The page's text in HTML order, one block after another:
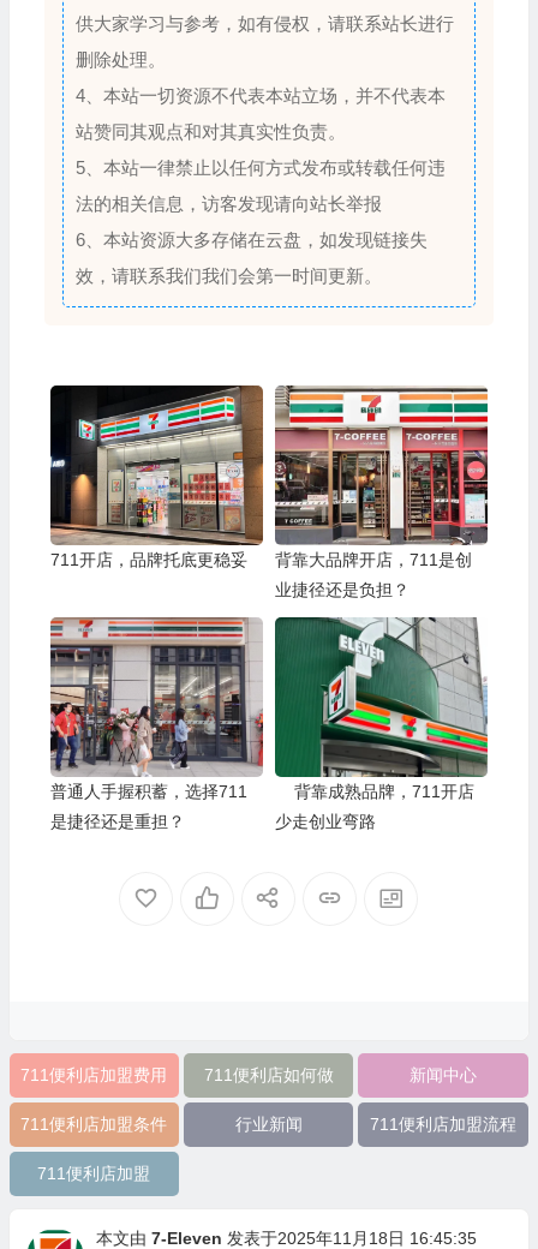
供大家学习与参考，如有侵权，请联系站长进行
删除处理。
4、本站一切资源不代表本站立场，并不代表本
站赞同其观点和对其真实性负责。
5、本站一律禁止以任何方式发布或转载任何违
法的相关信息，访客发现请向站长举报
6、本站资源大多存储在云盘，如发现链接失
效，请联系我们我们会第一时间更新。
711开店，品牌托底更稳妥
背靠大品牌开店，711是创
业捷径还是负担？
普通人手握积蓄，选择711
是捷径还是重担？
背靠成熟品牌，711开店
少走创业弯路
711便利店加盟费用 711便利店如何做 新闻中心
711便利店加盟条件 行业新闻 711便利店加盟流程
711便利店加盟
本文由 7-Eleven 发表于2025年11月18日 16:45:35